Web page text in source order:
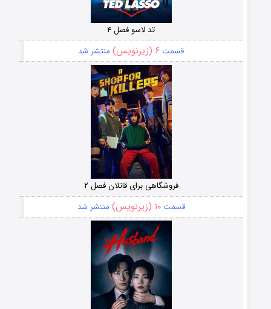
تد لاسو فصل ۴
قسمت ۶ (زیرنویس) منتشر شد
فروشگاهی برای قاتلان فصل ۲
قسمت۱۰ (زیرنویس) منتشر شد